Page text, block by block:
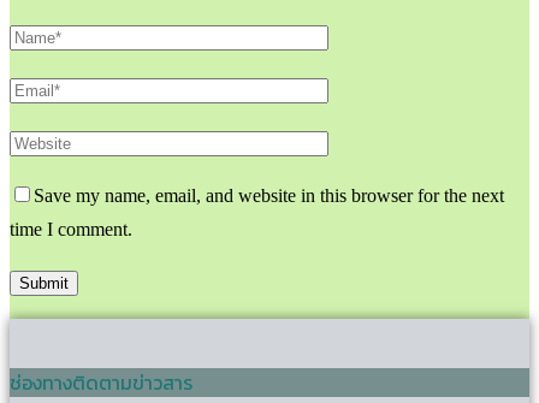
Save my name, email, and website in this browser for the next
time I comment.
ช่องทางติดตามข่าวสาร